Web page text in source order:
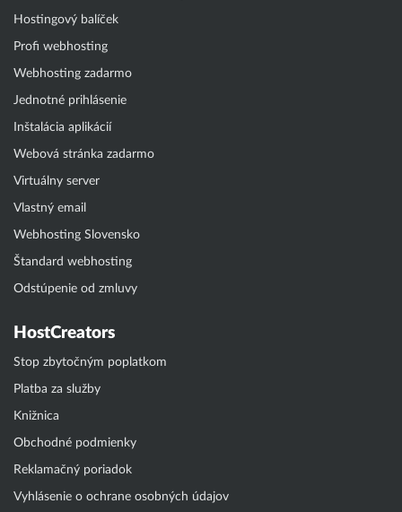
Hostingový balíček
Profi webhosting
Webhosting zadarmo
Jednotné prihlásenie
Inštalácia aplikácií
Webová stránka zadarmo
Virtuálny server
Vlastný email
Webhosting Slovensko
Štandard webhosting
Odstúpenie od zmluvy
HostCreators
Stop zbytočným poplatkom
Platba za služby
Knižnica
Obchodné podmienky
Reklamačný poriadok
Vyhlásenie o ochrane osobných údajov